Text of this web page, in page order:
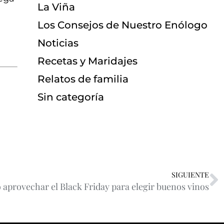
La Viña
Los Consejos de Nuestro Enólogo
Noticias
Recetas y Maridajes
Relatos de familia
Sin categoría
SIGUIENTE
aprovechar el Black Friday para elegir buenos vinos